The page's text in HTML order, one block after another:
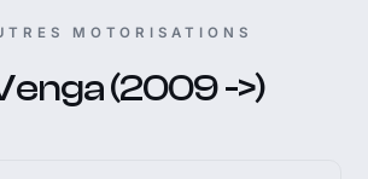
MOTORISATIONS
(2009 ->)